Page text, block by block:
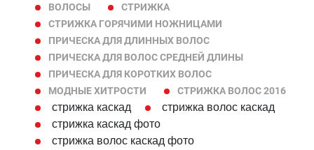
ВОЛОСЫ
СТРИЖКА
СТРИЖКА ГОРЯЧИМИ НОЖНИЦАМИ
ПРИЧЕСКА ДЛЯ ДЛИННЫХ ВОЛОС
ПРИЧЕСКА ДЛЯ ВОЛОС СРЕДНЕЙ ДЛИНЫ
ПРИЧЕСКА ДЛЯ КОРОТКИХ ВОЛОС
МОДНЫЕ ХИТРОСТИ
СТРИЖКА ВОЛОС 2016
стрижка каскад
стрижка волос каскад
стрижка каскад фото
стрижка волос каскад фото